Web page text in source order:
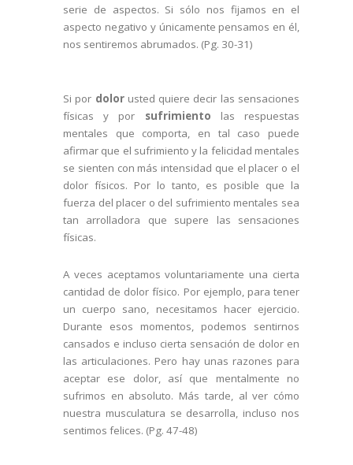
serie de aspectos. Si sólo nos fijamos en el
aspecto negativo y únicamente pensamos en él,
nos sentiremos abrumados. (Pg. 30-31)
Si por dolorusted quiere decir las sensaciones
físicas y por sufrimiento las respuestas
mentales que comporta, en tal caso puede
afirmar que el sufrimiento y la felicidad mentales
se sienten con más intensidad que el placer o el
dolor físicos. Por lo tanto, es posible que la
fuerza del placer o del sufrimiento mentales sea
tan arrolladora que supere las sensaciones
físicas.
A veces aceptamos voluntariamente una cierta
cantidad de dolor físico. Por ejemplo, para tener
un cuerpo sano, necesitamos hacer ejercicio.
Durante esos momentos, podemos sentirnos
cansados e incluso cierta sensación de dolor en
las articulaciones. Pero hay unas razones para
aceptar ese dolor, así que mentalmente no
sufrimos en absoluto. Más tarde, al ver cómo
nuestra musculatura se desarrolla, incluso nos
sentimos felices. (Pg. 47-48)